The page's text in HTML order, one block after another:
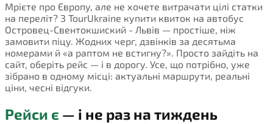
Мрієте про Європу, але не хочете витрачати цілі статки
на переліт? З TourUkraine купити квиток на автобус
Островец-Свентокшиский - Львів — простіше, ніж
замовити піцу. Жодних черг, дзвінків за десятьма
номерами й «а раптом не встигну?». Просто зайдіть на
сайт, оберіть рейс — і в дорогу. Усе, що потрібно, уже
зібрано в одному місці: актуальні маршрути, реальні
ціни, чесні відгуки.
Рейси є — і не раз на тиждень